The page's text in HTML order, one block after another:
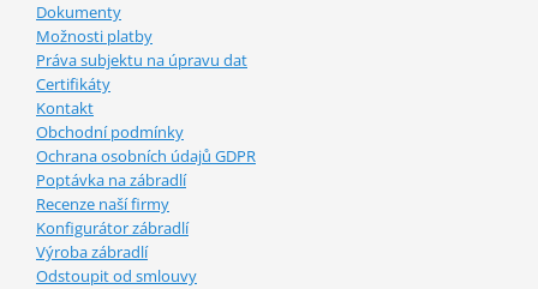
Dokumenty
Možnosti platby
Práva subjektu na úpravu dat
Certifikáty
Kontakt
Obchodní podmínky
Ochrana osobních údajů GDPR
Poptávka na zábradlí
Recenze naší firmy
Konfigurátor zábradlí
Výroba zábradlí
Odstoupit od smlouvy